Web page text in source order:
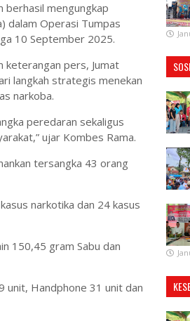
berhasil mengungkap
dalam Operasi Tumpas
10 September 2025.
keterangan pers, Jumat
langkah strategis menekan
narkoba.
peredaran sekaligus
ujar Kombes Rama.
tersangka 43 orang
narkotika dan 24 kasus
150,45 gram Sabu dan
unit, Handphone 31 unit dan